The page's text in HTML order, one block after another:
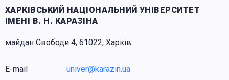
ХАРКІВСЬКИЙ НАЦІОНАЛЬНИЙ УНІВЕРСИТЕТ
ІМЕНІ В. Н. КАРАЗІНА
майдан Свободи 4, 61022, Харків
E-mail univer@karazin.ua